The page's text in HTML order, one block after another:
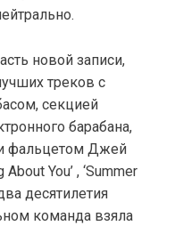
новой записи,
треков с
секцией
барабана,
фальцетом Джей
About You’ , ‘Summer
десятилетия
команда взяла